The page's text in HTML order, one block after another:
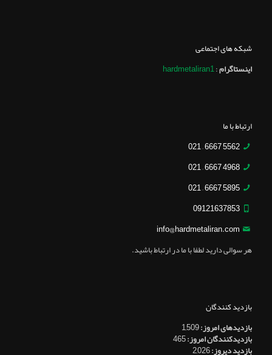
شبکه های اجتماعی
اینستاگرام:
hardmetaliran1
ارتباط با ما
5562 6667 – 021
4968 6667 – 021
5895 6667 – 021
09121637853
info@hardmetaliran.com
هر سوالی دارید لطفا با ما در ارتباط باشید.
بازدید کنندگان
بازدیدهای امروز:1,509
بازدیدکنندگان امروز:465
بازدید دیروز:2,026